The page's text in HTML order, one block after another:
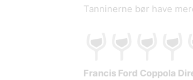
Tanninerne bør have
Francis Ford Coppola